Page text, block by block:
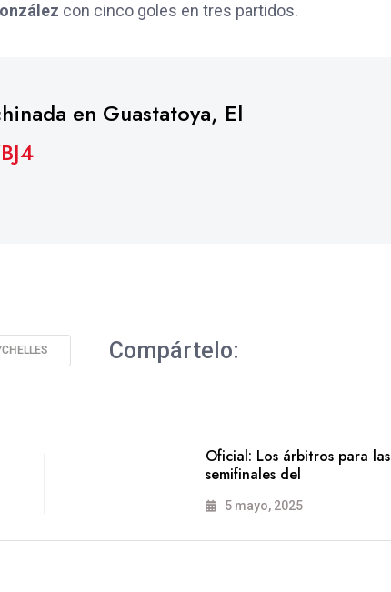
con cinco goles en tres partidos.
en Guastatoya, El
Compártelo:
Oficial: Los árbitros para las
semifinales del
5 mayo, 2025